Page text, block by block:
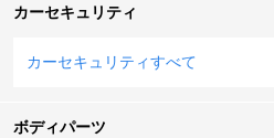
カーセキュリティ
カーセキュリティすべて
ボディパーツ